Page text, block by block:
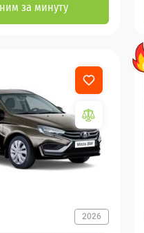
за минуту
2026